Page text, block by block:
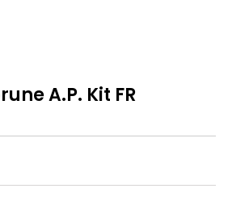
A.P. Kit FR